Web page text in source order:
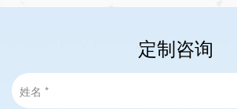
定制咨询